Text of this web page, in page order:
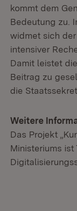
kommt dem
Bedeutung zu.
widmet sich
intensiver
Damit leistet
Beitrag zu
die
Weitere
Das Projekt
Ministeriums